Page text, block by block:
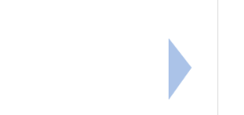
中教育會考題本及相關檔案下一筆：